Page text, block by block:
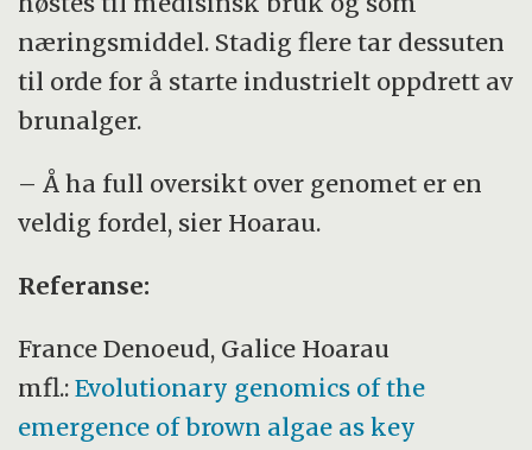
næringsmiddel. Stadig flere tar dessuten
til orde for å starte industrielt oppdrett av
brunalger.
– Å ha full oversikt over genomet er en
veldig fordel, sier Hoarau.
Referanse:
France Denoeud, Galice Hoarau
mfl.:Evolutionary genomics of the
emergence of brown algae as key